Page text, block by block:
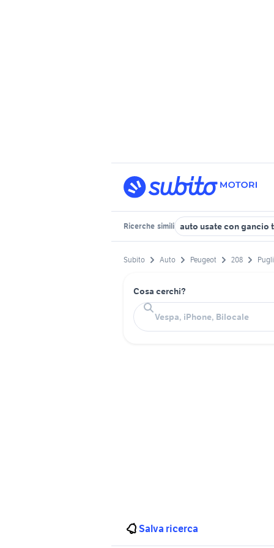
Ricerche simili auto usate con gancio
Subito Auto Peugeot 208
Cosa cerchi?
Salva ricerca